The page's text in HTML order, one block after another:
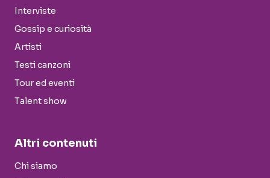
Interviste
Gossip e curiosità
Artisti
Testi canzoni
Tour ed eventi
Talent show
Altri contenuti
Chi siamo